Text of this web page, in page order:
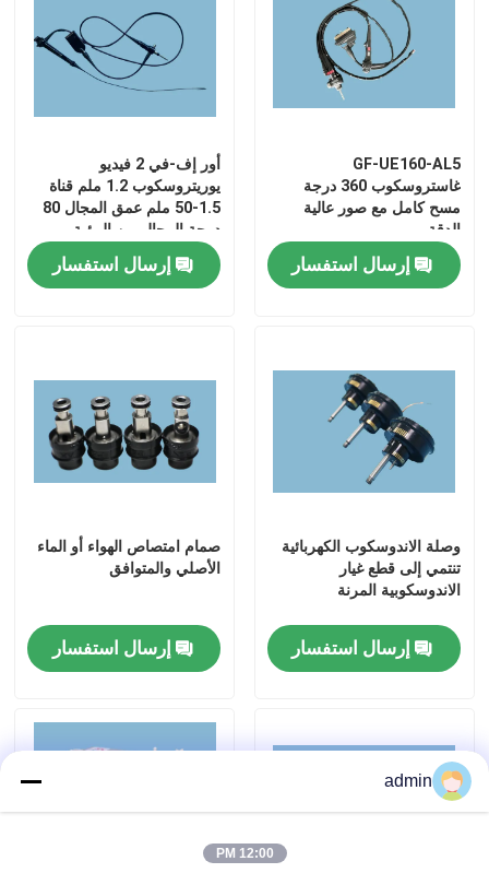
المنتجات
GF-UE160-AL5
غاستروسكوب 360 درجة
مسح كامل مع صور عالية
الدقة
إرسال استفسار
أور إف-في 2 فيديو
يوريتروسكوب 1.2 ملم قناة
1.5-50 ملم عمق المجال 80
درجة المجال من الرؤية
إرسال استفسار
وصلة الاندوسكوب الكهربائية
تنتمي إلى قطع غيار
الاندوسكوبية المرنة
إرسال استفسار
صمام امتصاص الهواء أو الماء
الأصلي والمتوافق
إرسال استفسار
admin
12:00 PM